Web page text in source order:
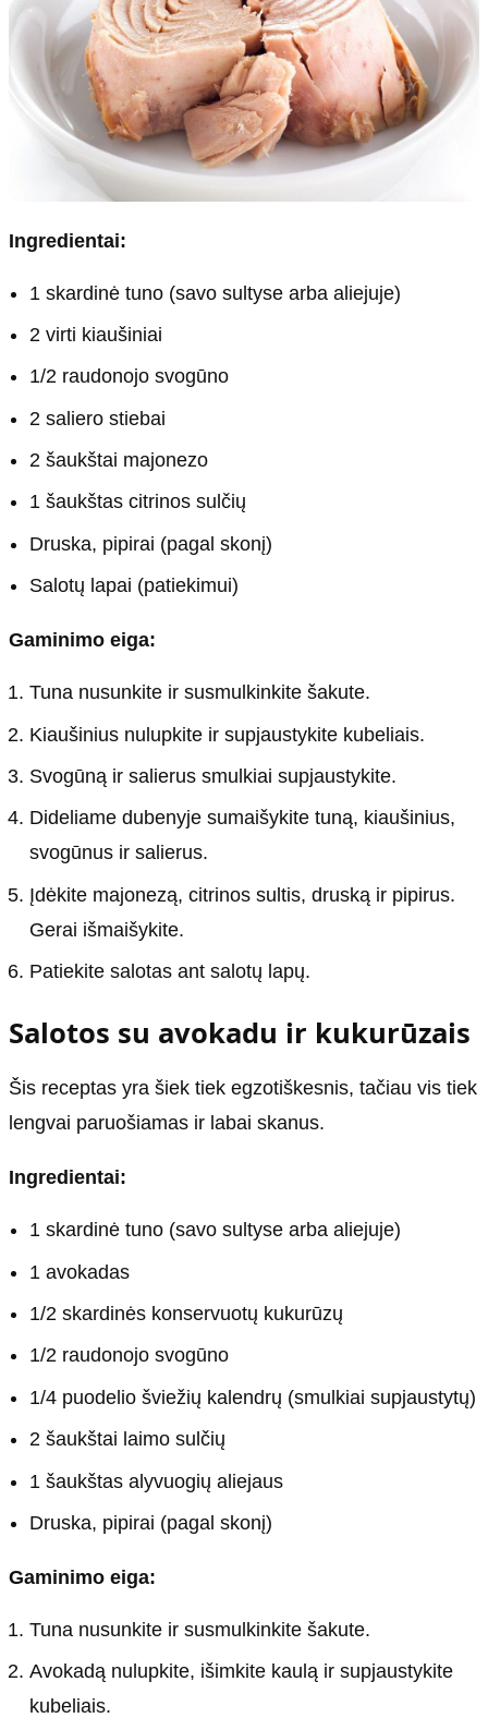
Ingredientai:
1 skardinė tuno (savo sultyse arba aliejuje)
2 virti kiaušiniai
1/2 raudonojo svogūno
2 saliero stiebai
2 šaukštai majonezo
1 šaukštas citrinos sulčių
Druska, pipirai (pagal skonį)
Salotų lapai (patiekimui)
Gaminimo eiga:
Tuna nusunkite ir susmulkinkite šakute.
Kiaušinius nulupkite ir supjaustykite kubeliais.
Svogūną ir salierus smulkiai supjaustykite.
Dideliame dubenyje sumaišykite tuną, kiaušinius,
svogūnus ir salierus.
Įdėkite majonezą, citrinos sultis, druską ir pipirus.
Gerai išmaišykite.
Patiekite salotas ant salotų lapų.
Salotos su avokadu ir kukurūzais
Šis receptas yra šiek tiek egzotiškesnis, tačiau vis tiek
lengvai paruošiamas ir labai skanus.
Ingredientai:
1 skardinė tuno (savo sultyse arba aliejuje)
1 avokadas
1/2 skardinės konservuotų kukurūzų
1/2 raudonojo svogūno
1/4 puodelio šviežių kalendrų (smulkiai supjaustytų)
2 šaukštai laimo sulčių
1 šaukštas alyvuogių aliejaus
Druska, pipirai (pagal skonį)
Gaminimo eiga:
Tuna nusunkite ir susmulkinkite šakute.
Avokadą nulupkite, išimkite kaulą ir supjaustykite
kubeliais.